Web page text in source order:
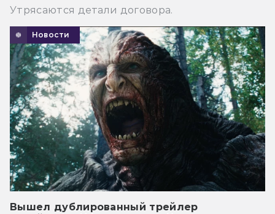
Утрясаются детали договора.
Новости
Вышел дублированный трейлер